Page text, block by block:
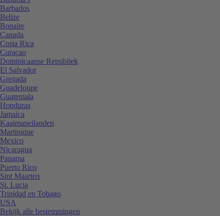
Barbados
Belize
Bonaire
Canada
Costa Rica
Curaçao
Dominicaanse Republiek
El Salvador
Grenada
Guadeloupe
Guatemala
Honduras
Jamaica
Kaaimaneilanden
Martinique
Mexico
Nicaragua
Panama
Puerto Rico
Sint Maarten
St. Lucia
Trinidad en Tobago
USA
Bekijk alle bestemmingen